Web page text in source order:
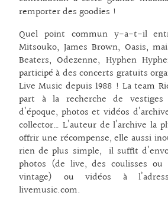
remporter des goodies !
Quel point commun y-a-t-il
Mitsouko, James Brown, Oasis,
Beaters, Odezenne, Hyphen
participé à des concerts gratuits
Live Music depuis 1988 ! La team
part à la recherche de vestiges
d’époque, photos et vidéos
collector… L’auteur de l’archive la
offrir une récompense, elle aussi
rien de plus simple, il suffit
photos (de live, des coulisses ou
vintage) ou vidéos à
livemusic.com.